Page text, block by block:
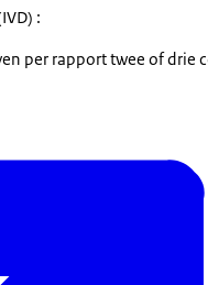
:
per rapport twee of drie